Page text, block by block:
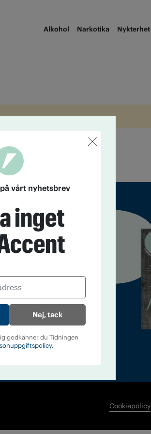
Alkohol Narkotika Nykterhet
Cookiepolicy
vårt nyhetsbrev
inget
Nej, tack
godkänner du Tidningen